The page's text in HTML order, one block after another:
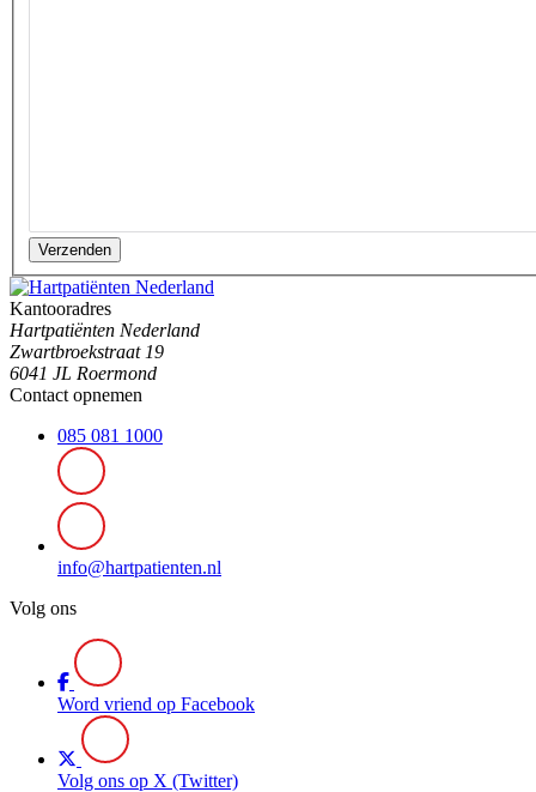
Verzenden
Kantooradres
Hartpatiënten Nederland
Zwartbroekstraat 19
6041 JL Roermond
Contact opnemen
085 081 1000
info@hartpatienten.nl
Volg ons
Word vriend op Facebook
Volg ons op X (Twitter)